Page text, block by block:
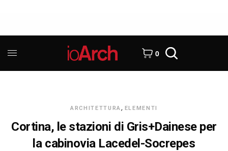
0
ARCHITETTURA, ELEMENTI
Cortina, le stazioni di Gris+Dainese per
la cabinovia Lacedel-Socrepes